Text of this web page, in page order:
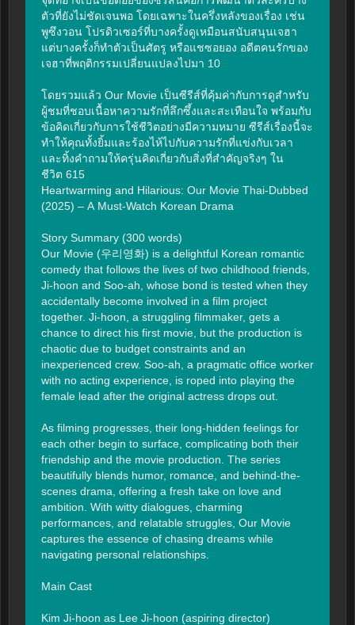
ตัวที่ยังไม่ชัดเจนพอ โดยเฉพาะในครึ่งหลังของเรื่อง เช่น
พูซึงวอน โปรดิวเซอร์ที่บางครั้งดูเหมือนสนับสนุนเจฮา
แต่บางครั้งก็ทำตัวเป็นศัตรู หรือแชซอยอง อดีตคนรักของ
เจฮาที่พฤติกรรมเปลี่ยนแปลงไปมา 10
โดยรวมแล้ว Our Movie เป็นซีรีส์ที่คุ้มค่ากับการดูสำหรับ
ผู้ชมที่ชอบเนื้อหาความรักที่ลึกซึ้งและสะเทือนใจ พร้อมกับ
ข้อคิดเกี่ยวกับการใช้ชีวิตอย่างมีความหมาย ซีรีส์เรื่องนี้จะ
ทำให้คุณทั้งยิ้มและร้องไห้ไปกับความรักที่แข่งกับเวลา
และทิ้งคำถามให้ครุ่นคิดเกี่ยวกับสิ่งที่สำคัญจริงๆ ใน
ชีวิต 615
Heartwarming and Hilarious: Our Movie Thai-Dubbed
(2025) – A Must-Watch Korean Drama
Story Summary (300 words)
Our Movie (우리영화) is a delightful Korean romantic
comedy that follows the lives of two childhood friends,
Ji-hoon and Soo-ah, whose bond is tested when they
accidentally become involved in a film project
together. Ji-hoon, a struggling filmmaker, gets a
chance to direct his first movie, but the production is
chaotic due to budget constraints and an
inexperienced crew. Soo-ah, a pragmatic office worker
with no acting experience, is roped into playing the
female lead after the original actress drops out.
As filming progresses, their long-hidden feelings for
each other begin to surface, complicating both their
friendship and the movie production. The series
beautifully blends humor, romance, and behind-the-
scenes drama, offering a fresh take on love and
ambition. With witty dialogues, charming
performances, and relatable struggles, Our Movie
captures the essence of chasing dreams while
navigating personal relationships.
Main Cast
Kim Ji-hoon as Lee Ji-hoon (aspiring director)